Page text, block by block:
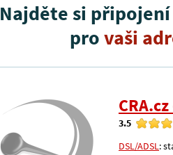
Najděte si
provaši
3.5
DSL/ADSL: